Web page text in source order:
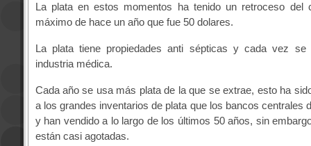
La plata en estos momentos ha tenido un retroceso del
máximo de hace un año que fue 50 dolares.
La plata tiene propiedades anti sépticas y cada vez
industria médica.
Cada año se usa más plata de la que se extrae, esto ha
a los grandes inventarios de plata que los bancos centrales
y han vendido a lo largo de los últimos 50 años, sin
están casi agotadas.